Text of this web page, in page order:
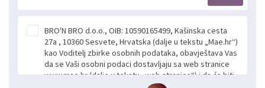
BRO'N BRO d.o.o., OIB: 10590165499, Kašinska cesta
27a , 10360 Sesvete, Hrvatska (dalje u tekstu „Mae.hr“)
kao Voditelj zbirke osobnih podataka, obavještava Vas
da se Vaši osobni podaci dostavljaju sa web stranice
www.mae.hr (dalje u tekstu „web stranice“) i da će biti